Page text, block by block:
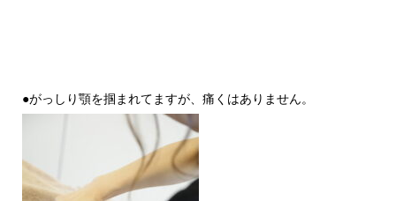
●がっしり顎を掴まれてますが、痛くはありません。